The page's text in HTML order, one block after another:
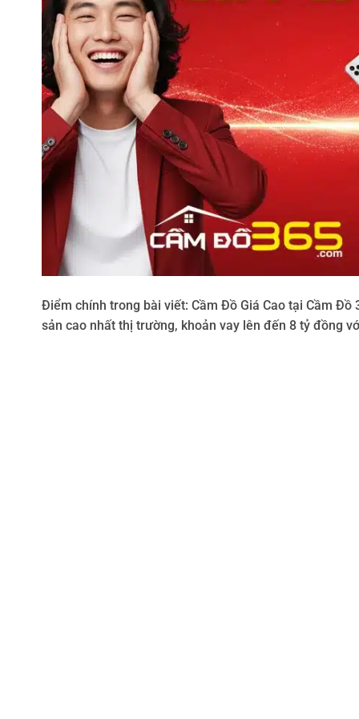
Điểm chính trong bài viết: Cầm Đồ Giá Cao tại Cầm
sản cao nhất thị trường, khoản vay lên đến 8 tỷ đồng